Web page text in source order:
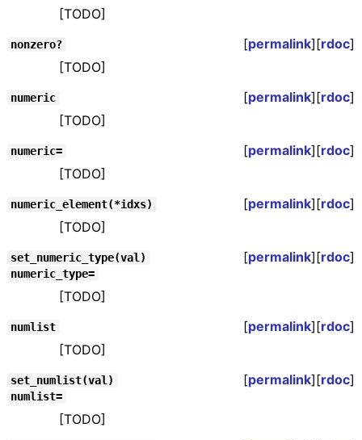
[TODO]
nonzero? [permalink][rdoc]
[TODO]
numeric [permalink][rdoc]
[TODO]
numeric= [permalink][rdoc]
[TODO]
numeric_element(*idxs) [permalink][rdoc]
[TODO]
set_numeric_type(val) [permalink][rdoc]
numeric_type=
[TODO]
numlist [permalink][rdoc]
[TODO]
set_numlist(val) [permalink][rdoc]
numlist=
[TODO]